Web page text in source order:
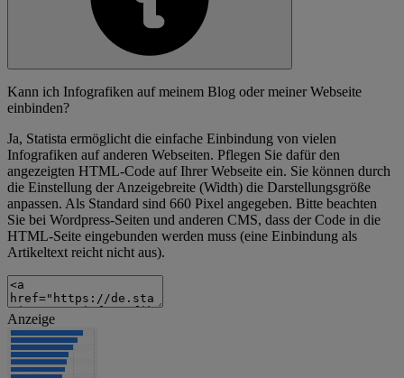
Kann ich Infografiken auf meinem Blog oder meiner Webseite
einbinden?
Ja, Statista ermöglicht die einfache Einbindung von vielen
Infografiken auf anderen Webseiten. Pflegen Sie dafür den
angezeigten HTML-Code auf Ihrer Webseite ein. Sie können durch
die Einstellung der Anzeigebreite (Width) die Darstellungsgröße
anpassen. Als Standard sind 660 Pixel angegeben. Bitte beachten
Sie bei Wordpress-Seiten und anderen CMS, dass der Code in die
HTML-Seite eingebunden werden muss (eine Einbindung als
Artikeltext reicht nicht aus).
Anzeige